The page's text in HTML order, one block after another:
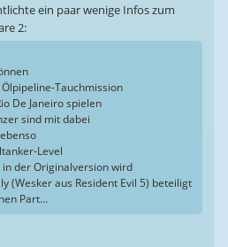
ein paar wenige Infos zum
2:
Tauchmission
De Janeiro spielen
sind mit dabei
Level
in der Originalversion wird
(Wesker aus Resident Evil 5) beteiligt
Part…